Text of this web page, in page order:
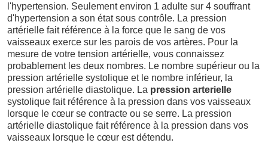
l'hypertension. Seulement environ 1 adulte sur 4 souffrant
d'hypertension a son état sous contrôle. La pression
artérielle fait référence à la force que le sang de vos
vaisseaux exerce sur les parois de vos artères. Pour la
mesure de votre tension artérielle, vous connaissez
probablement les deux nombres. Le nombre supérieur ou la
pression artérielle systolique et le nombre inférieur, la
pression artérielle diastolique. La pression arterielle
systolique fait référence à la pression dans vos vaisseaux
lorsque le cœur se contracte ou se serre. La pression
artérielle diastolique fait référence à la pression dans vos
vaisseaux lorsque le cœur est détendu.